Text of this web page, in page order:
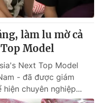
làm lu mờ cả
Model
Next Top Model
- đã được giám
chuyên nghiệp...